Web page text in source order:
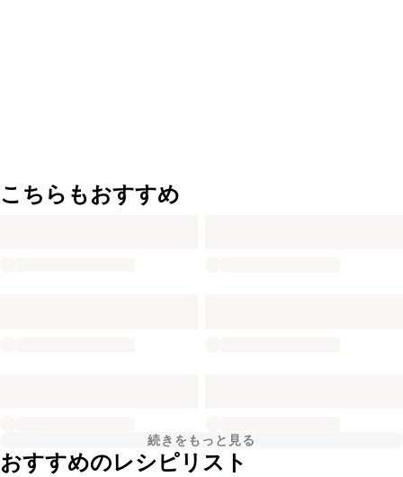
こちらもおすすめ
続きをもっと見る
おすすめのレシピリスト